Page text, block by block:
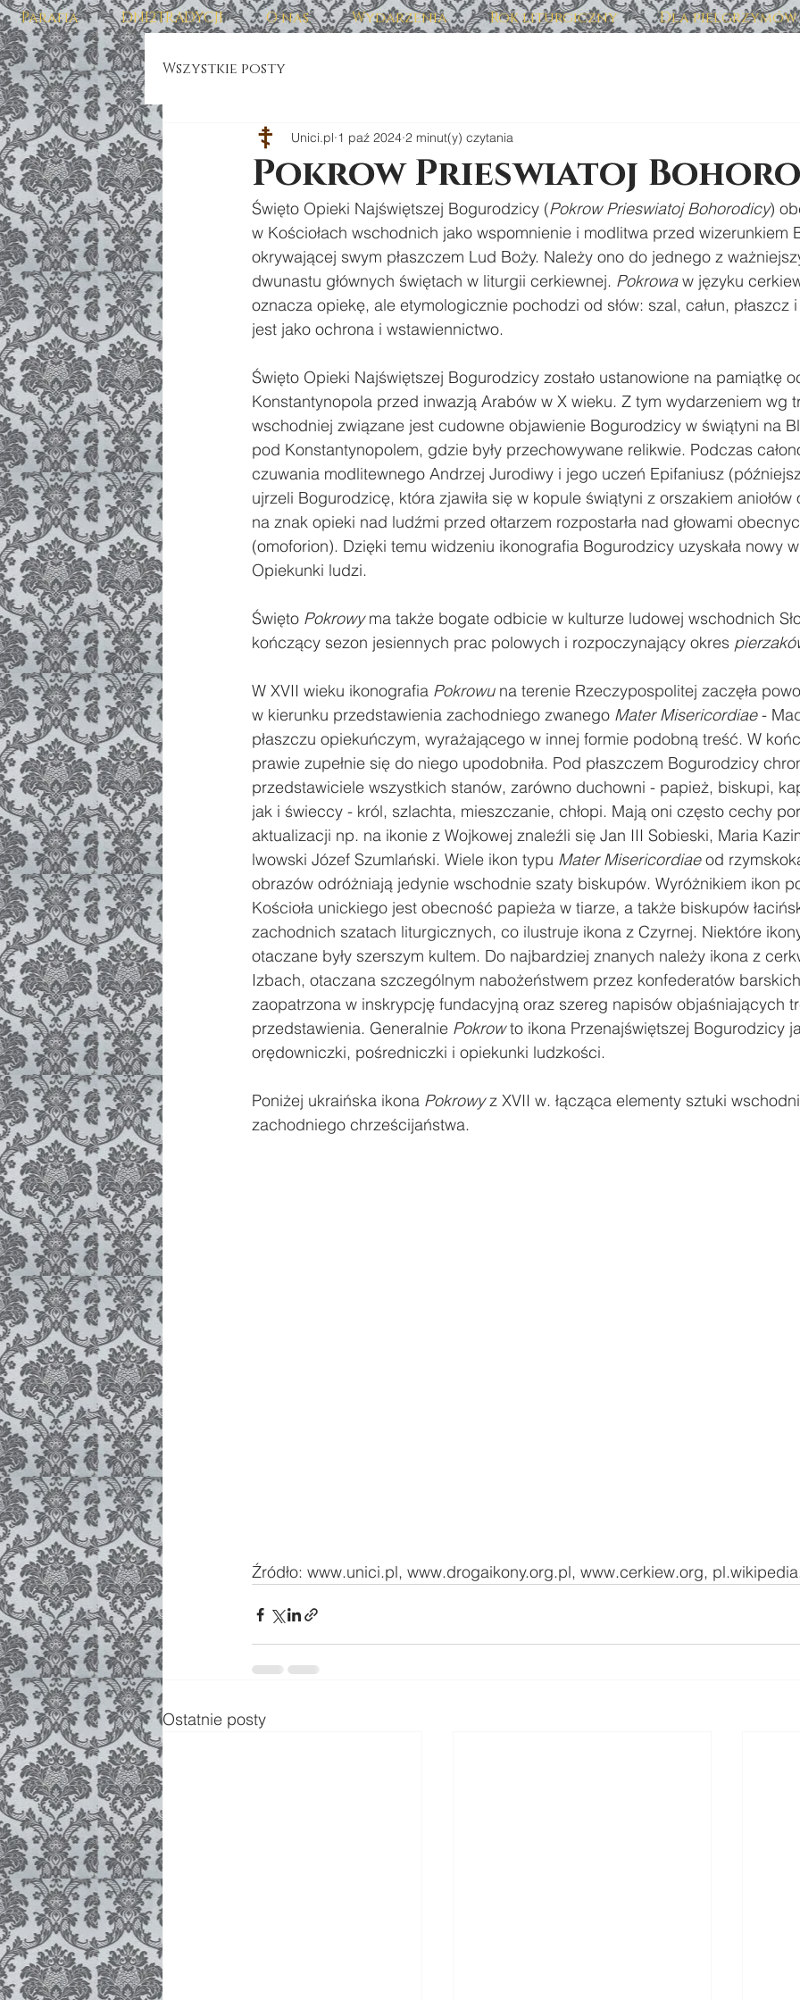
Parafia DNI2TRADYCJI O nas Wydarzenia Rok liturgiczny Dla pielgrzymów
Wszystkie posty
Pokrow Prieswiatoj
Unici.pl 1 paź 2024 2 minut(y) czytania
Święto Opieki Najświętszej Bogurodzicy (Pokrow Prieswiatoj Bohorodicy)
w Kościołach wschodnich jako wspomnienie i modlitwa przed wizerunkiem
okrywającej swym płaszczem Lud Boży. Należy ono do jednego z
dwunastu głównych świętach w liturgii cerkiewnej. Pokrowa w języku
oznacza opiekę, ale etymologicznie pochodzi od słów: szal, całun, płaszcz
jest jako ochrona i wstawiennictwo.
Święto Opieki Najświętszej Bogurodzicy zostało ustanowione na pamiątkę
Konstantynopola przed inwazją Arabów w X wieku. Z tym wydarzeniem wg
wschodniej związane jest cudowne objawienie Bogurodzicy w świątyni na
pod Konstantynopolem, gdzie były przechowywane relikwie. Podczas
czuwania modlitewnego Andrzej Jurodiwy i jego uczeń Epifaniusz
ujrzeli Bogurodzicę, która zjawiła się w kopule świątyni z orszakiem
na znak opieki nad ludźmi przed ołtarzem rozpostarła nad głowami
(omoforion). Dzięki temu widzeniu ikonografia Bogurodzicy uzyskała nowy
Opiekunki ludzi.
Święto Pokrowy ma także bogate odbicie w kulturze ludowej wschodnich
kończący sezon jesiennych prac polowych i rozpoczynający okres
W XVII wieku ikonografia Pokrowu na terenie Rzeczypospolitej zaczęła
w kierunku przedstawienia zachodniego zwanego Mater Misericordiae -
płaszczu opiekuńczym, wyrażającego w innej formie podobną treść. W
prawie zupełnie się do niego upodobniła. Pod płaszczem Bogurodzicy
przedstawiciele wszystkich stanów, zarówno duchowni - papież, biskupi,
jak i świeccy - król, szlachta, mieszczanie, chłopi. Mają oni często cechy
aktualizacji np. na ikonie z Wojkowej znaleźli się Jan III Sobieski, Maria
lwowski Józef Szumlański. Wiele ikon typu Mater Misericordiae od
obrazów odróżniają jedynie wschodnie szaty biskupów. Wyróżnikiem ikon
Kościoła unickiego jest obecność papieża w tiarze, a także biskupów
zachodnich szatach liturgicznych, co ilustruje ikona z Czyrnej. Niektóre
otaczane były szerszym kultem. Do najbardziej znanych należy ikona z
Izbach, otaczana szczególnym nabożeństwem przez konfederatów
zaopatrzona w inskrypcję fundacyjną oraz szereg napisów objaśniających
przedstawienia. Generalnie Pokrow to ikona Przenajświętszej Bogurodzicy
orędowniczki, pośredniczki i opiekunki ludzkości.
Poniżej ukraińska ikona Pokrowy z XVII w. łącząca elementy sztuki
zachodniego chrześcijaństwa.
Źródło: www.unici.pl, www.drogaikony.org.pl, www.cerkiew.org,
Ostatnie posty